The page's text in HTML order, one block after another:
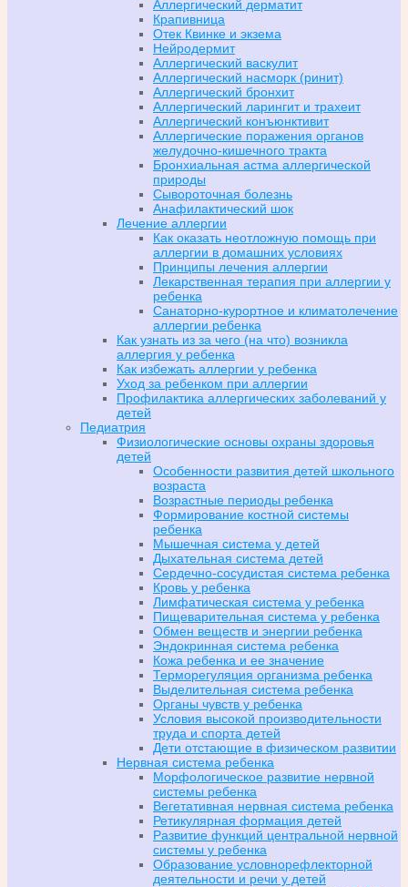
Аллергический дерматит
Крапивница
Отек Квинке и экзема
Нейродермит
Аллергический васкулит
Аллергический насморк (ринит)
Аллергический бронхит
Аллергический ларингит и трахеит
Аллергический конъюнктивит
Аллергические поражения органов
желудочно-кишечного тракта
Бронхиальная астма аллергической
природы
Сывороточная болезнь
Анафилактический шок
Лечение аллергии
Как оказать неотложную помощь при
аллергии в домашних условиях
Принципы лечения аллергии
Лекарственная терапия при аллергии у
ребенка
Санаторно-курортное и климатолечение
аллергии ребенка
Как узнать из за чего (на что) возникла
аллергия у ребенка
Как избежать аллергии у ребенка
Уход за ребенком при аллергии
Профилактика аллергических заболеваний у
детей
Педиатрия
Физиологические основы охраны здоровья
детей
Особенности развития детей школьного
возраста
Возрастные периоды ребенка
Формирование костной системы
ребенка
Мышечная система у детей
Дыхательная система детей
Сердечно-сосудистая система ребенка
Кровь у ребенка
Лимфатическая система у ребенка
Пищеварительная система у ребенка
Обмен веществ и энергии ребенка
Эндокринная система ребенка
Кожа ребенка и ее значение
Терморегуляция организма ребенка
Выделительная система ребенка
Органы чувств у ребенка
Условия высокой производительности
труда и спорта детей
Дети отстающие в физическом развитии
Нервная система ребенка
Морфологическое развитие нервной
системы ребенка
Вегетативная нервная система ребенка
Ретикулярная формация детей
Развитие функций центральной нервной
системы у ребенка
Образование условнорефлекторной
деятельности и речи у детей